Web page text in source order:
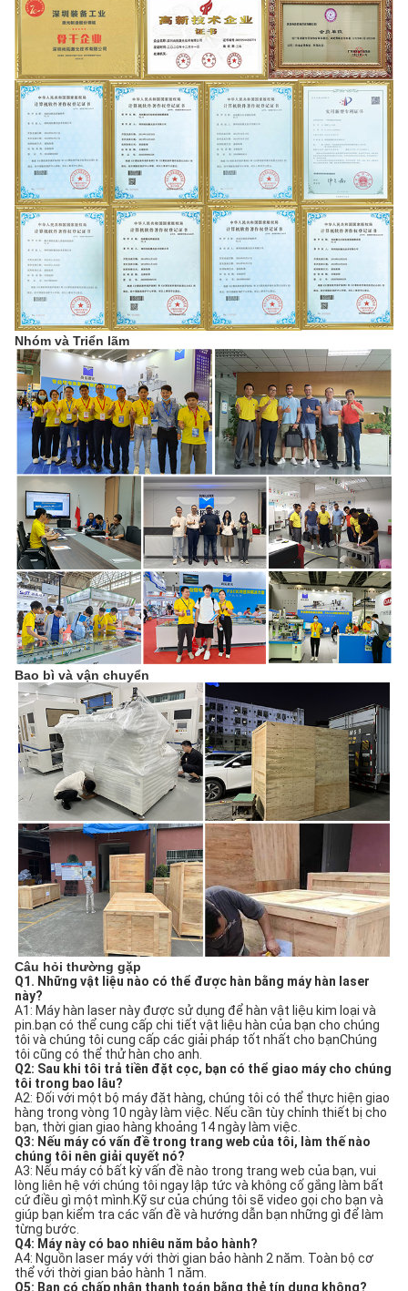
Nhóm và Triển lãm
Bao bì và vận chuyển
Câu hỏi thường gặp
Q1. Những vật liệu nào có thể được hàn bằng máy hàn laser
này?
A1: Máy hàn laser này được sử dụng để hàn vật liệu kim loại và
pin.bạn có thể cung cấp chi tiết vật liệu hàn của bạn cho chúng
tôi và chúng tôi cung cấp các giải pháp tốt nhất cho bạnChúng
tôi cũng có thể thử hàn cho anh.
Q2: Sau khi tôi trả tiền đặt cọc, bạn có thể giao máy cho chúng
tôi trong bao lâu?
A2: Đối với một bộ máy đặt hàng, chúng tôi có thể thực hiện giao
hàng trong vòng 10 ngày làm việc. Nếu cần tùy chỉnh thiết bị cho
bạn, thời gian giao hàng khoảng 14 ngày làm việc.
Q3: Nếu máy có vấn đề trong trang web của tôi, làm thế nào
chúng tôi nên giải quyết nó?
A3: Nếu máy có bất kỳ vấn đề nào trong trang web của bạn, vui
lòng liên hệ với chúng tôi ngay lập tức và không cố gắng làm bất
cứ điều gì một mình.Kỹ sư của chúng tôi sẽ video gọi cho bạn và
giúp bạn kiểm tra các vấn đề và hướng dẫn bạn những gì để làm
từng bước.
Q4: Máy này có bao nhiêu năm bảo hành?
A4: Nguồn laser máy với thời gian bảo hành 2 năm. Toàn bộ cơ
thể với thời gian bảo hành 1 năm.
Q5: Bạn có chấp nhận thanh toán bằng thẻ tín dụng không?